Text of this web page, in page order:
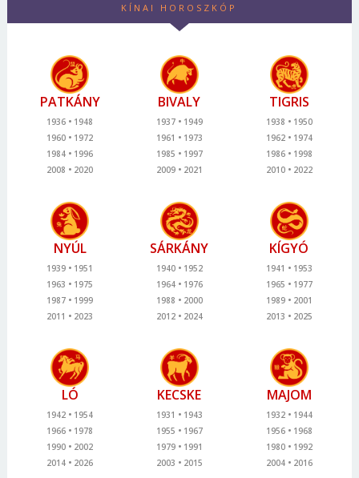
KÍNAI HOROSZKÓP
PATKÁNY
1936
1948
1960
1972
1984
1996
2008
2020
BIVALY
1937
1949
1961
1973
1985
1997
2009
2021
TIGRIS
1938
1950
1962
1974
1986
1998
2010
2022
NYÚL
1939
1951
1963
1975
1987
1999
2011
2023
SÁRKÁNY
1940
1952
1964
1976
1988
2000
2012
2024
KÍGYÓ
1941
1953
1965
1977
1989
2001
2013
2025
LÓ
1942
1954
1966
1978
1990
2002
2014
2026
KECSKE
1931
1943
1955
1967
1979
1991
2003
2015
MAJOM
1932
1944
1956
1968
1980
1992
2004
2016